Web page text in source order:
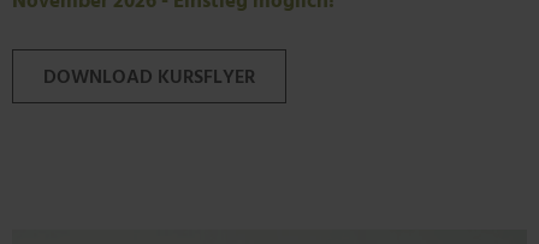
DOWNLOAD KURSFLYER